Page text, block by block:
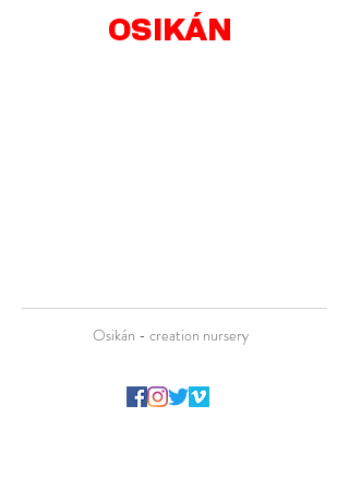
OSIKÁN
Osikán - creation nursery